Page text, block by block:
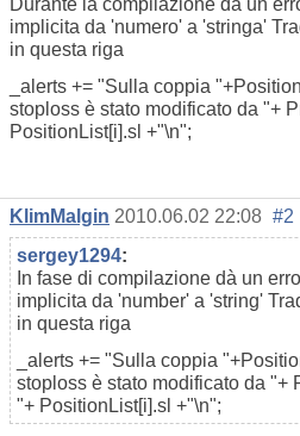
implicita da 'numero' a 'stringa'
in questa riga
_alerts += "Sulla coppia
stoploss è stato modificato da "+
PositionList[i].sl +"\n";
KlimMalgin 2010.06.02 22:08 #2
sergey1294:
In fase di compilazione dà un
implicita da 'number' a 'string'
in questa riga
_alerts += "Sulla coppia
stoploss è stato modificato da "+
"+ PositionList[i].sl +"\n";